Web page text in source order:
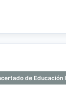
de Educación